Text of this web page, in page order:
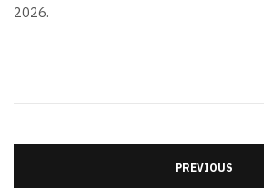
2026.
PREVIOUS